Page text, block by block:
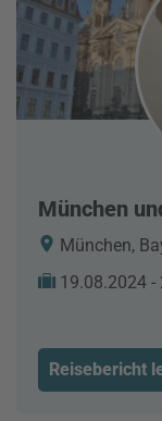
München
München,
19.08.2024 -
Reisebericht